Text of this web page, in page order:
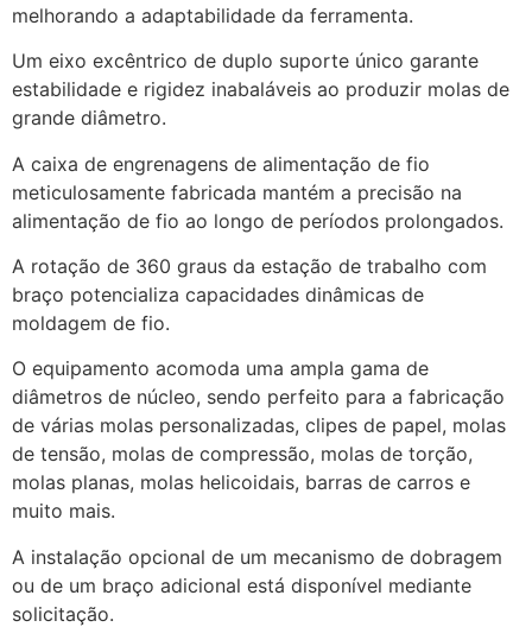
melhorando a adaptabilidade da ferramenta.
Um eixo excêntrico de duplo suporte único garante
estabilidade e rigidez inabaláveis ao produzir molas de
grande diâmetro.
A caixa de engrenagens de alimentação de fio
meticulosamente fabricada mantém a precisão na
alimentação de fio ao longo de períodos prolongados.
A rotação de 360 graus da estação de trabalho com
braço potencializa capacidades dinâmicas de
moldagem de fio.
O equipamento acomoda uma ampla gama de
diâmetros de núcleo, sendo perfeito para a fabricação
de várias molas personalizadas, clipes de papel, molas
de tensão, molas de compressão, molas de torção,
molas planas, molas helicoidais, barras de carros e
muito mais.
A instalação opcional de um mecanismo de dobragem
ou de um braço adicional está disponível mediante
solicitação.